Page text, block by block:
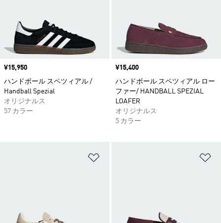
価格
¥15,950
ハンドボール スペツィアル /
Handball Spezial
オリジナルス
57 カラー
価格
¥15,400
ハンドボール スペツィアル ロー
ファー/ HANDBALL SPEZIAL
LOAFER
オリジナルス
5 カラー